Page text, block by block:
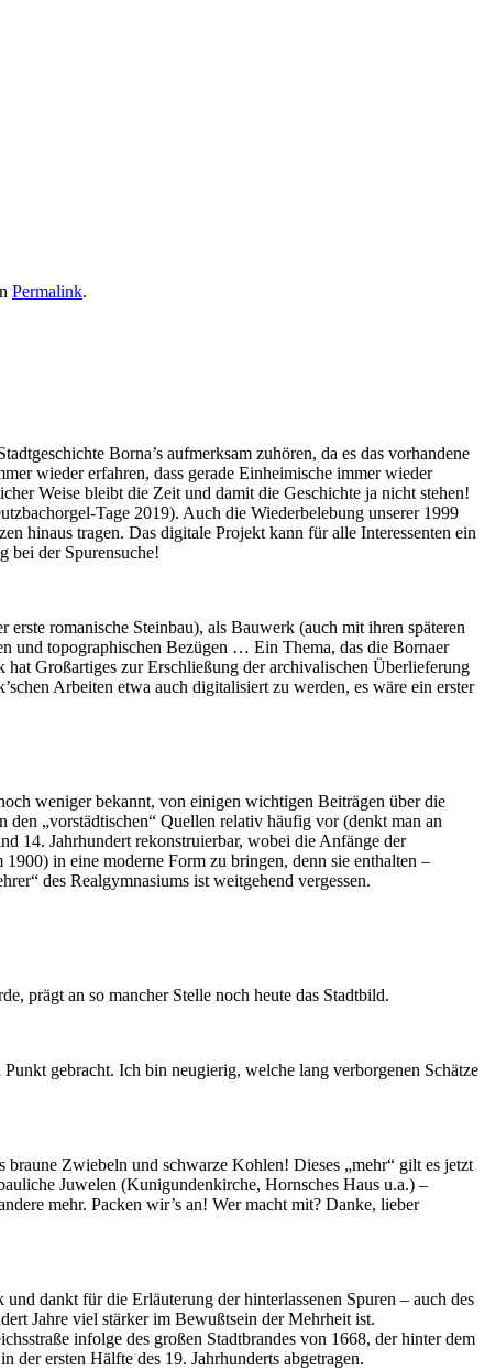
Permalink.
Borna’s aufmerksam zuhören, da es das vorhandene
wieder erfahren, dass gerade Einheimische immer wieder
Weise bleibt die Zeit und damit die Geschichte ja nicht stehen!
Tage 2019). Auch die Wiederbelebung unserer 1999
hinaus tragen. Das digitale Projekt kann für alle Interessenten ein
bei der Spurensuche!
romanische Steinbau), als Bauwerk (auch mit ihren späteren
und topographischen Bezügen … Ein Thema, das die Bornaer
Großartiges zur Erschließung der archivalischen Überlieferung
Arbeiten etwa auch digitalisiert zu werden, es wäre ein erster
weniger bekannt, von einigen wichtigen Beiträgen über die
„vorstädtischen“ Quellen relativ häufig vor (denkt man an
14. Jahrhundert rekonstruierbar, wobei die Anfänge der
in eine moderne Form zu bringen, denn sie enthalten –
des Realgymnasiums ist weitgehend vergessen.
prägt an so mancher Stelle noch heute das Stadtbild.
gebracht. Ich bin neugierig, welche lang verborgenen Schätze
Zwiebeln und schwarze Kohlen! Dieses „mehr“ gilt es jetzt
Juwelen (Kunigundenkirche, Hornsches Haus u.a.) –
mehr. Packen wir’s an! Wer macht mit? Danke, lieber
dankt für die Erläuterung der hinterlassenen Spuren – auch des
Jahre viel stärker im Bewußtsein der Mehrheit ist.
infolge des großen Stadtbrandes von 1668, der hinter dem
der ersten Hälfte des 19. Jahrhunderts abgetragen.